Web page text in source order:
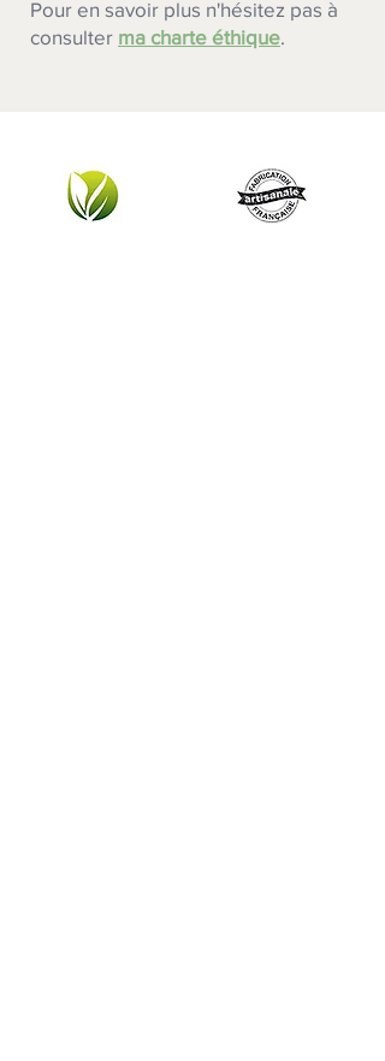
Pour en savoir plus n'hésitez pas à
consulter ma charte éthique.